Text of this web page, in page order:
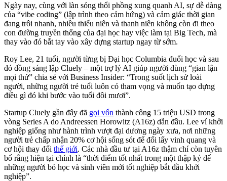
Ngày nay, cùng với làn sóng thổi phồng xung quanh AI, sự dễ dàng
của “vibe coding” (lập trình theo cảm hứng) và cảm giác thời gian
đang trôi nhanh, nhiều thiếu niên và thanh niên không còn đi theo
con đường truyền thống của đại học hay việc làm tại Big Tech, mà
thay vào đó bắt tay vào xây dựng startup ngay từ sớm.
Roy Lee, 21 tuổi, người từng bị Đại học Columbia đuổi học và sau
đó đồng sáng lập Cluely – một trợ lý AI giúp người dùng “gian lận
mọi thứ” chia sẻ với Business Insider: “Trong suốt lịch sử loài
người, những người trẻ tuổi luôn có tham vọng và muốn tạo dựng
điều gì đó khi bước vào tuổi đôi mươi”.
Startup Cluely gần đây đã gọi vốn thành công 15 triệu USD trong
vòng Series A do Andreessen Horowitz (A16z) dẫn đầu. Lee ví khởi
nghiệp giống như hành trình vượt đại dương ngày xưa, nơi những
người trẻ chấp nhận 20% cơ hội sống sót để đổi lấy vinh quang và
cơ hội thay đổi thế giới. Các nhà đầu tư tại A16z thậm chí còn tuyên
bố rằng hiện tại chính là “thời điểm tốt nhất trong một thập kỷ để
những người bỏ học và sinh viên mới tốt nghiệp bắt đầu khởi
nghiệp”.